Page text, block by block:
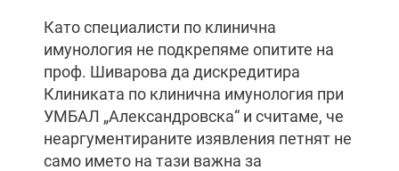
Като специалисти по клинична
имунология не подкрепяме опитите на
проф. Шиварова да дискредитира
Клиниката по клинична имунология при
УМБАЛ „Александровска“ и считаме, че
неаргументираните изявления петнят не
само името на тази важна за